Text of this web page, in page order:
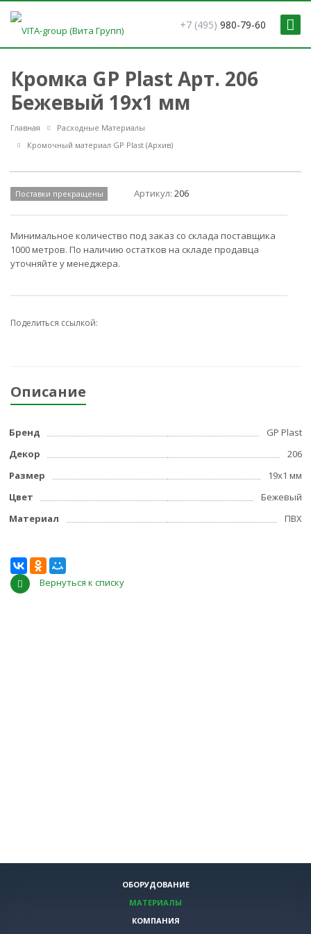
+7 (495) 980-79-60
Кромка GP Plast Арт. 206
Бежевый 19x1 мм
Главная
Расходные Материалы
Кромочный материал GP Plast (Архив)
Поставки прекращены Артикул:206
Минимальное количество под заказ со склада поставщика
1000 метров. По наличию остатков на складе продавца
уточняйте у менеджера.
Поделиться ссылкой:
Описание
Бренд
GP Plast
Декор
206
Размер
19x1 мм
Цвет
Бежевый
Материал
ПВХ
Вернуться к списку
ОБОРУДОВАНИЕ
МАТЕРИАЛЫ
КОМПАНИЯ